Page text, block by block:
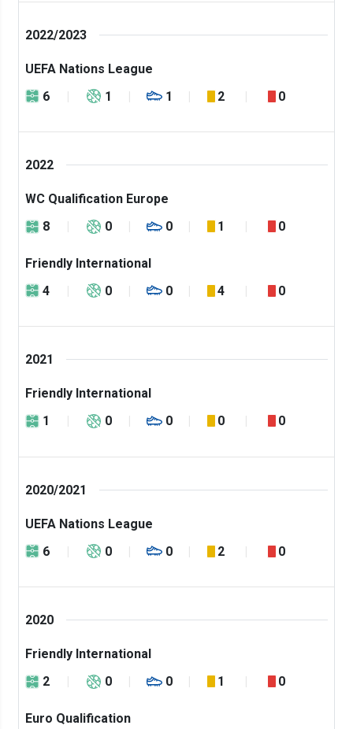
2022/2023
UEFA Nations League
6
1 1 2 0
2022
WC Qualification Europe
8
0 0 1 0
Friendly International
4
0 0 4 0
2021
Friendly International
1
0 0 0 0
2020/2021
UEFA Nations League
6
0 0 2 0
2020
Friendly International
2
0 0 1 0
Euro Qualification